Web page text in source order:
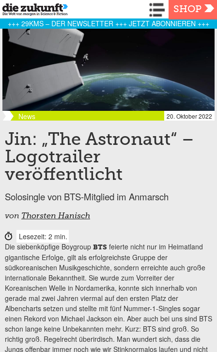
Navigation
SHOP
+++ 29KMS – DER NEWSLETTER +++ JETZT ABONNIEREN +++
News 20. Oktober 2022
Jin: „The Astronaut“ –
Logotrailer
veröffentlicht
Solosingle von BTS-Mitglied im Anmarsch
von Thorsten Hanisch
Lesezeit: 2 min.
Die siebenköpfige Boygroup BTS feierte nicht nur im Heimatland
gigantische Erfolge, gilt als erfolgreichste Gruppe der
südkoreanischen Musikgeschichte, sondern erreichte auch große
internationale Bekanntheit. Sie wurde zum Vorreiter der
Koreanischen Welle in Nordamerika, konnte sich innerhalb von
gerade mal zwei Jahren viermal auf den ersten Platz der
Albencharts setzen und stellte mit fünf Nummer-1-Singles sogar
einen Rekord von Michael Jackson ein. Aber auch bei uns sind BTS
schon lange keine Unbekannten mehr. Kurz: BTS sind groß. So
richtig groß. Regelrecht überirdisch. Man wundert sich, dass die
Jungs offenbar immer noch wie wir Stinknormalos laufen und nicht